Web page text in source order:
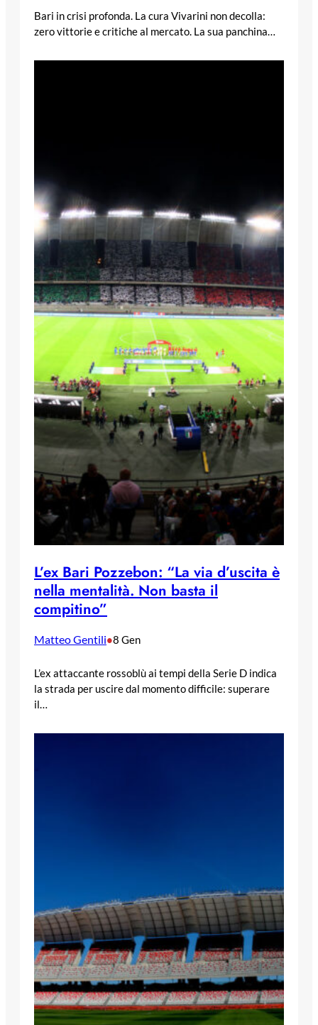
Bari in crisi profonda. La cura Vivarini non decolla:
zero vittorie e critiche al mercato. La sua panchina…
L’ex Bari Pozzebon: “La via d’uscita è
nella mentalità. Non basta il
compitino”
Matteo Gentili•8 Gen
L’ex attaccante rossoblù ai tempi della Serie D indica
la strada per uscire dal momento difficile: superare
il…